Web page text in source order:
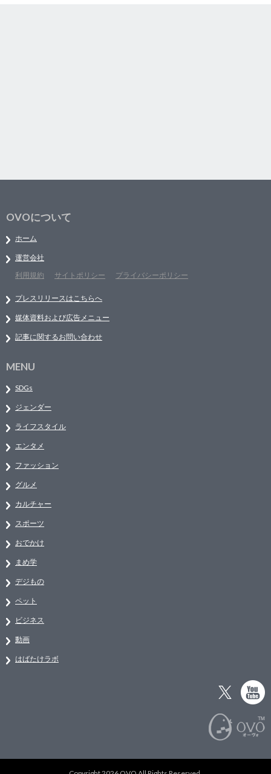
OVOについて
ホーム
運営会社
利用規約
サイトポリシー プライバシーポリシー
プレスリリースはこちらへ
媒体資料および広告メニュー
記事に関するお問い合わせ
MENU
SDGs
ジェンダー
ライフスタイル
エンタメ
ファッション
グルメ
カルチャー
スポーツ
おでかけ
まめ学
デジもの
ペット
ビジネス
動画
はばたけラボ